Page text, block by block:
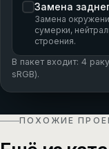
Замена
Замена
сумерки,
строения.
В пакет входит: 4
sRGB).
ПОХОЖИЕ